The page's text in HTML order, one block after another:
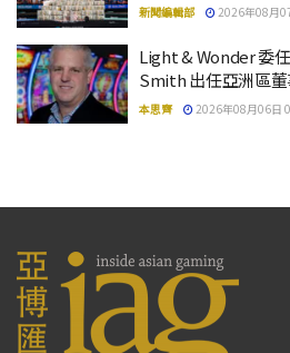
新聞編輯部 2026年08月
Light & Wonder 委
Smith 出任亞洲區
本思齊 2026年08月06日